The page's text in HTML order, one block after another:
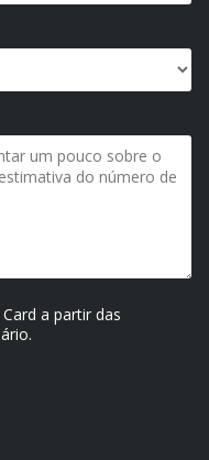
a partir das